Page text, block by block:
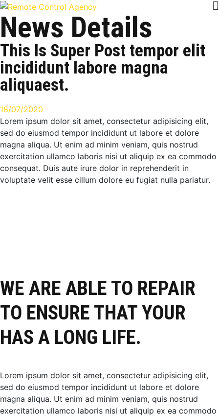
News Details
This Is Super Post tempor elit
incididunt labore magna
aliquaest.
18/07/2020
Lorem ipsum dolor sit amet, consectetur adipisicing elit,
sed do eiusmod tempor incididunt ut labore et dolore
magna aliqua. Ut enim ad minim veniam, quis nostrud
exercitation ullamco laboris nisi ut aliquip ex ea commodo
consequat. Duis aute irure dolor in reprehenderit in
voluptate velit esse cillum dolore eu fugiat nulla pariatur.
WE ARE ABLE TO REPAIR
TO ENSURE THAT YOUR
HAS A LONG LIFE.
Lorem ipsum dolor sit amet, consectetur adipisicing elit,
sed do eiusmod tempor incididunt ut labore et dolore
magna aliqua. Ut enim ad minim veniam, quis nostrud
exercitation ullamco laboris nisi ut aliquip ex ea commodo